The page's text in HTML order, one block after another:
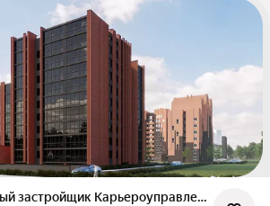
застройщик Карьероуправление